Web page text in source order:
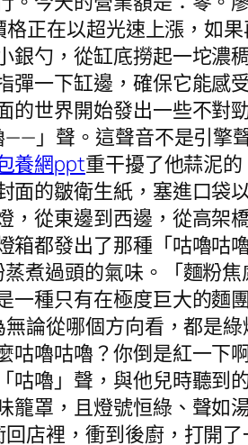
正在以超光速上漲，如果
勺，從缸底撈起一坨濃
一下缸邊，確保它能感
世界開始發出一些不對
」聲。這聲音不是引擎
養網ppt重干擾了他蒜泥
面的皺衛生紙，塞進口袋
從東邊到西邊，從高架
箱都發出了那種「咕嚕咕
煮過頭的氣味。「麵粉
種只有在極度巨大的麵
論從哪個方向看，都是
嚕咕嚕？你倒是紅一下
嚕」聲，與他兒時聽到
籠罩，且燈號恒綠、聲如
店裡，衝到後廚，打開